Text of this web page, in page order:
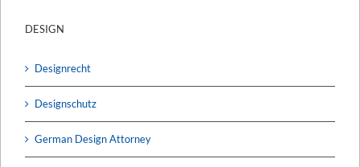
DESIGN
Designrecht
Designschutz
German Design Attorney